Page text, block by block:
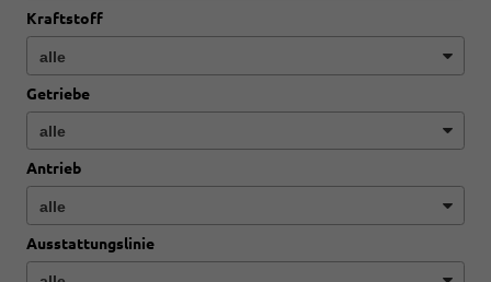
Kraftstoff
Getriebe
Antrieb
Ausstattungslinie